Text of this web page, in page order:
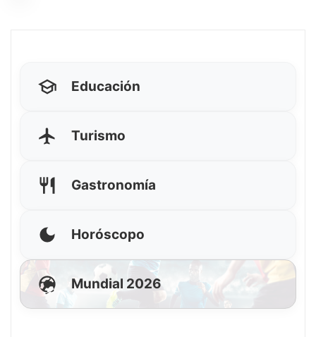
Educación
Turismo
Gastronomía
Horóscopo
Mundial 2026